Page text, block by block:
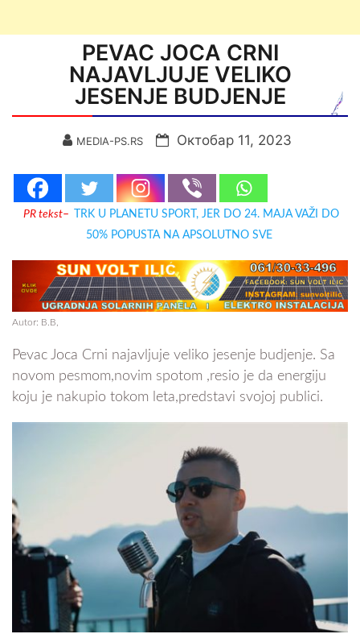
PEVAC JOCA CRNI
NAJAVLJUJE VELIKO
JESENJE BUDJENJE
MEDIA-PS.RS Октобар 11, 2023
PR tekst–
TRK U PLANETU SPORT, JER DO 24. MAJA VAŽI DO
50% POPUSTA NA APSOLUTNO SVE
Autor: B.B,
Pevac Joca Crni najavljuje veliko jesenje budjenje. Sa
novom pesmom,novim spotom ,resio je da energiju
koju je nakupio tokom leta,predstavi svojoj publici.